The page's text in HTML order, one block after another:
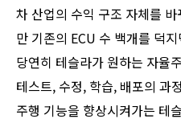
차 산업의 수익 구조 자체를
만 기존의 ECU 수 백개를 덕
당연히 테슬라가 원하는 자율
테스트, 수정, 학습, 배포의 과
주행 기능을 향상시켜가는 테